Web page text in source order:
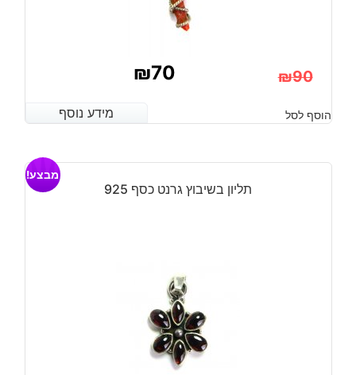
₪90
המקורי
היה:
₪70
הנוכחי
הוא:
מידע נוסף הוסף לסל מידע נוסף
תליון בשיבוץ גרנט כסף 925
מבצע!